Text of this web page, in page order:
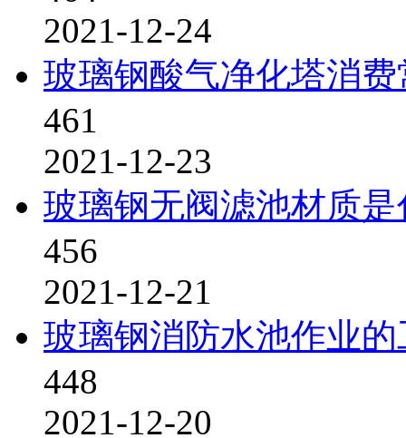
2021-12-24
玻璃钢酸气净化塔消费
461
2021-12-23
玻璃钢无阀滤池材质是
456
2021-12-21
玻璃钢消防水池作业
448
2021-12-20